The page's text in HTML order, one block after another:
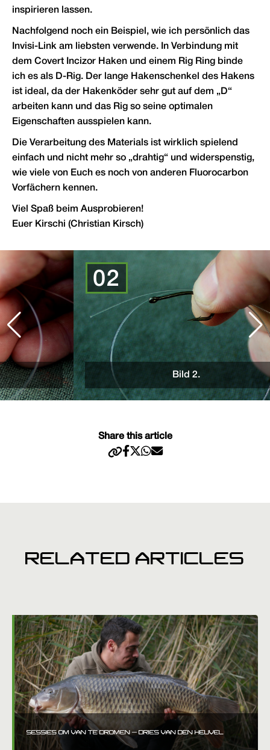
inspirieren lassen.
Nachfolgend noch ein Beispiel, wie ich persönlich das
Invisi-Link am liebsten verwende. In Verbindung mit
dem Covert Incizor Haken und einem Rig Ring binde
ich es als D-Rig. Der lange Hakenschenkel des Hakens
ist ideal, da der Hakenköder sehr gut auf dem „D“
arbeiten kann und das Rig so seine optimalen
Eigenschaften ausspielen kann.
Die Verarbeitung des Materials ist wirklich spielend
einfach und nicht mehr so „drahtig“ und widerspenstig,
wie viele von Euch es noch von anderen Fluorocarbon
Vorfächern kennen.
Viel Spaß beim Ausprobieren!
Euer Kirschi (Christian Kirsch)
02
Share this article
RELATED ARTICLES
SESSIES OM VAN TE DROMEN – DRIES VAN DEN HEUVEL